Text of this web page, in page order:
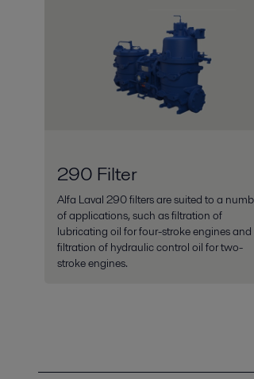
290 Filter
Alfa Laval 290 filters are suited to a
of applications, such as filtration of
lubricating oil for four-stroke engines and
filtration of hydraulic control oil for two-
stroke engines.